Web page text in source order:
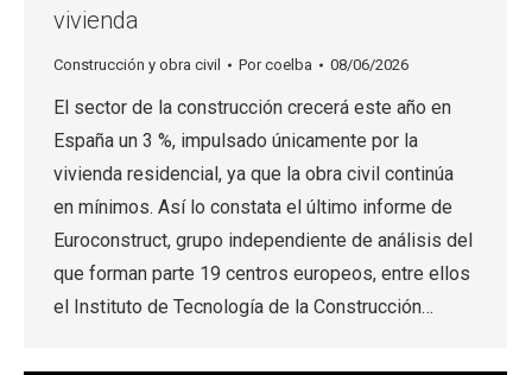
vivienda
Construcción y obra civil Porcoelba 08/06/2026
El sector de la construcción crecerá este año en
España un 3 %, impulsado únicamente por la
vivienda residencial, ya que la obra civil continúa
en mínimos. Así lo constata el último informe de
Euroconstruct, grupo independiente de análisis del
que forman parte 19 centros europeos, entre ellos
el Instituto de Tecnología de la Construcción…